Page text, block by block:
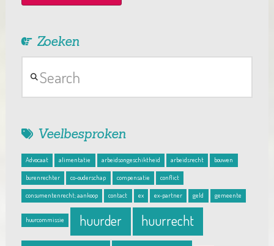
Zoeken
Veelbesproken
Advocaat alimentatie arbeidsongeschiktheid arbeidsrecht bouwen
burenrechter co-ouderschap compensatie conflict
consumentenrecht; aankoop contact ex ex-partner geld gemeente
huurcommissie huurder huurrecht